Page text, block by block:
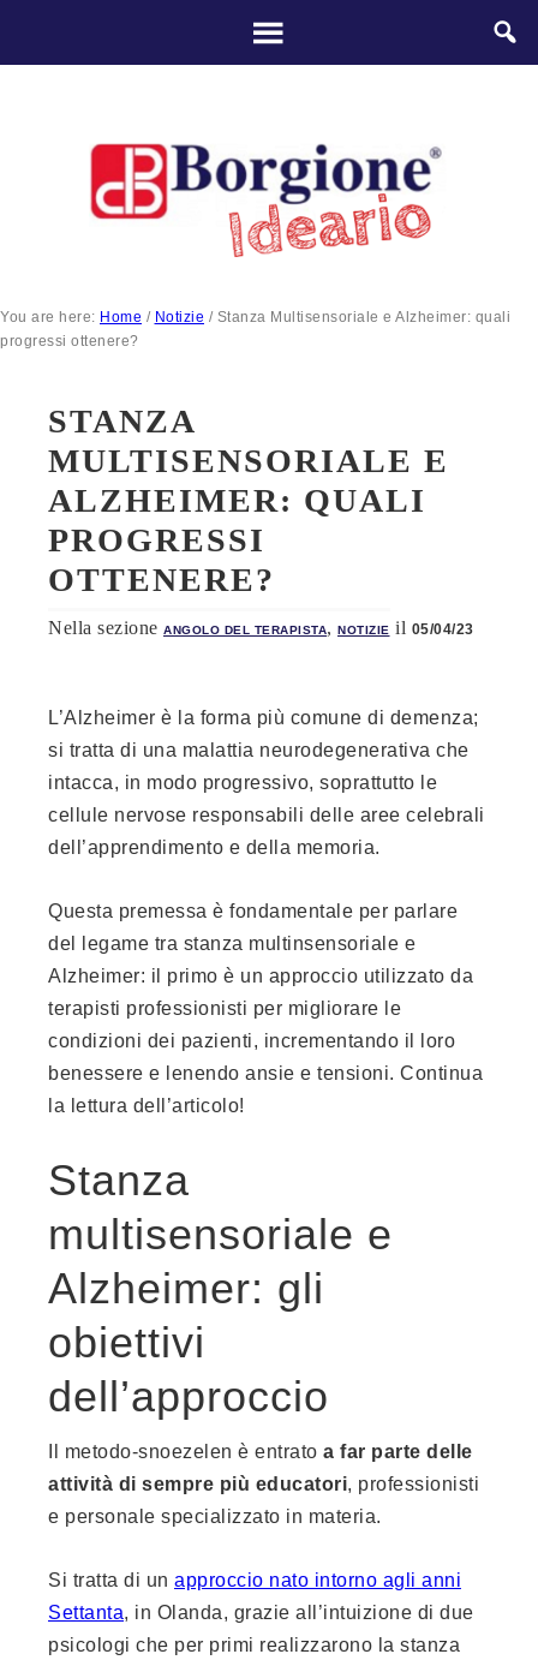
You are here: Home / Notizie /Stanza Multisensoriale e Alzheimer: quali
progressi ottenere?
STANZA
MULTISENSORIALE E
ALZHEIMER: QUALI
PROGRESSI
OTTENERE?
Nella sezione ANGOLO DEL TERAPISTA, NOTIZIE il 05/04/23
L’Alzheimer è la forma più comune di demenza;
si tratta di una malattia neurodegenerativa che
intacca, in modo progressivo, soprattutto le
cellule nervose responsabili delle aree celebrali
dell’apprendimento e della memoria.
Questa premessa è fondamentale per parlare
del legame tra stanza multinsensoriale e
Alzheimer: il primo è un approccio utilizzato da
terapisti professionisti per migliorare le
condizioni dei pazienti, incrementando il loro
benessere e lenendo ansie e tensioni. Continua
la lettura dell’articolo!
Stanza
multisensoriale e
Alzheimer: gli
obiettivi
dell’approccio
Il metodo-snoezelen è entrato a far parte delle
attività di sempre più educatori, professionisti
e personale specializzato in materia.
Si tratta di un approccio nato intorno agli anni
Settanta, in Olanda, grazie all’intuizione di due
psicologi che per primi realizzarono la stanza